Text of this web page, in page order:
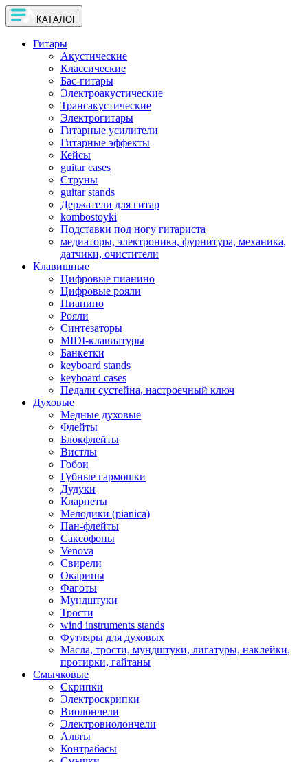
КАТАЛОГ
Гитары
Акустические
Классические
Бас-гитары
Электроакустические
Трансакустические
Электрогитары
Гитарные усилители
Гитарные эффекты
Кейсы
guitar cases
Струны
guitar stands
Держатели для гитар
kombostoyki
Подставки под ногу гитариста
медиаторы, электроника, фурнитура, механика,
датчики, очистители
Клавишные
Цифровые пианино
Цифровые рояли
Пианино
Рояли
Синтезаторы
MIDI-клавиатуры
Банкетки
keyboard stands
keyboard cases
Педали сустейна, настроечный ключ
Духовые
Медные духовые
Флейты
Блокфлейты
Вистлы
Гобои
Губные гармошки
Дудуки
Кларнеты
Мелодики (pianica)
Пан-флейты
Саксофоны
Venova
Свирели
Окарины
Фаготы
Мундштуки
Трости
wind instruments stands
Футляры для духовых
Масла, трости, мундштуки, лигатуры, наклейки,
протирки, гайтаны
Смычковые
Скрипки
Электроскрипки
Виолончели
Электровиолончели
Альты
Контрабасы